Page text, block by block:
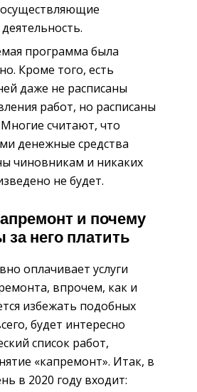
программа была
Кроме того, есть
даже не расписаны
работ, но расписаны
считают, что
денежные средства
чиновникам и никаких
не будет.
и почему
него платить
оплачивает услуги
впрочем, как и
избежать подобных
будет интересно
список работ,
«капремонт». Итак, в
в 2020 году входит: